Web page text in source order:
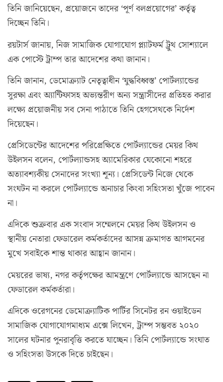
তিনি জানিয়েছেন, প্রয়োজনে তাদের ‘পূর্ণ বলপ্রয়োগের’ কর্তৃত্ব
দিচ্ছেন তিনি।
রয়টার্স জানায়, নিজ সামাজিক যোগাযোগ প্ল্যাটফর্ম ট্রুথ সোশ্যালে
এক পোস্টে ট্রাম্প তার আদেশের কথা জানান।
তিনি জানান, ডেমোক্র্যাট নেতৃত্বাধীন ‘যুদ্ধবিধ্বস্ত’ পোর্টল্যান্ডের
সুরক্ষা এবং অ্যান্টিফাসহ অভ্যন্তরীণ অন্য সন্ত্রাসীদের প্রতিহত করার
লক্ষ্যে প্রয়োজনীয় সব সেনা পাঠাতে তিনি হেগসেথকে নির্দেশ
দিয়েছেন।
প্রেসিডেন্টের আদেশের পরিপ্রেক্ষিতে পোর্টল্যান্ডের মেয়র কিথ
উইলসন বলেন, পোর্টল্যান্ডসহ অ্যামেরিকার যেকোনো শহরে
অত্যাবশ্যকীয় সেনাদের সংখ্যা শূন্য। প্রেসিডেন্ট নিজে থেকে
সংঘটন না করলে পোর্টল্যান্ডে অনাচার কিংবা সহিংসতা খুঁজে পাবেন
না।
এদিকে শুক্রবার এক সংবাদ সম্মেলনে মেয়র কিথ উইলসন ও
স্থানীয় নেতারা ফেডারেল কর্মকর্তাদের আসন্ন ক্রমাগত আগমনের
মুখে সবাইকে শান্ত থাকার আহ্বান জানান।
মেয়রের ভাষ্য, নগর কর্তৃপক্ষের আমন্ত্রণে পোর্টল্যান্ডে আসছেন না
ফেডারেল কর্মকর্তারা।
এদিকে ওরেগনের ডেমোক্র্যাটিক পার্টির সিনেটর রন ওয়াইডেন
সামাজিক যোগাযোগমাধ্যম এক্সে লিখেন, ট্রাম্প সম্ভবত ২০২০
সালের ঘটনার পুনরাবৃত্তি করতে যাচ্ছেন। তিনি পোর্টল্যান্ডে সংঘাত
ও সহিংসতা উসকে দিতে চাইছেন।